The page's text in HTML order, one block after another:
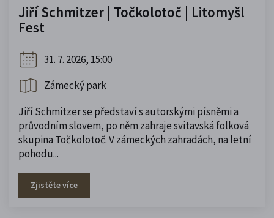
Jiří Schmitzer | Točkolotoč | Litomyšl
Fest
31. 7. 2026, 15:00
Zámecký park
Jiří Schmitzer se představí s autorskými písněmi a
průvodním slovem, po něm zahraje svitavská folková
skupina Točkolotoč. V zámeckých zahradách, na letní
pohodu...
Zjistěte více